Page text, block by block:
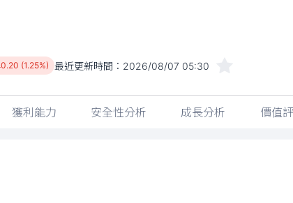
0.20 (1.25%) 最近更新時間： 2026/08/07 05:30
獲利能力 安全性分析 成長分析 價值